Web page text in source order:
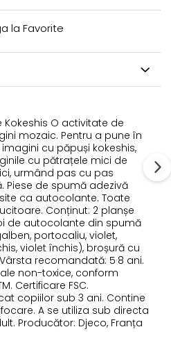
la Favorite
O activitate de
mozaic. Pentru a pune în
cu păpuși kokeshis,
cu pătrațele mici de
urmând pas cu pas
Piese de spumă adezivă
ca autocolante. Toate
Conținut: 2 planșe
de autocolante din spumă
portocaliu, violet,
violet închis), broșură cu
recomandată: 5·8 ani.
non-toxice, conform
Certificare FSC.
copiilor sub 3 ani. Contine
A se utiliza sub directa
Producător: Djeco, Franța